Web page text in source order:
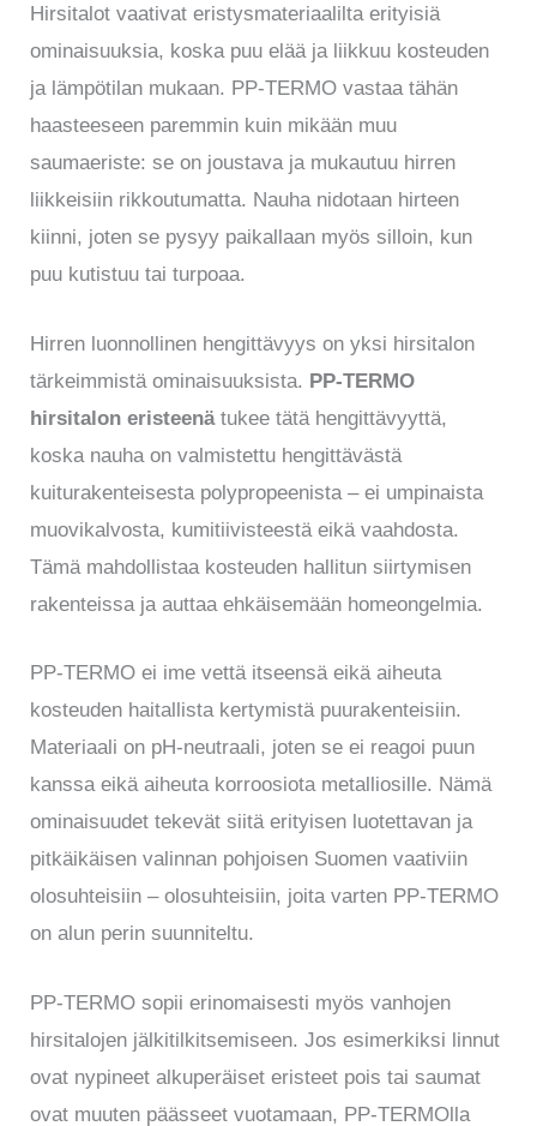
Hirsitalot vaativat eristysmateriaalilta erityisiä
ominaisuuksia, koska puu elää ja liikkuu kosteuden
ja lämpötilan mukaan. PP-TERMO vastaa tähän
haasteeseen paremmin kuin mikään muu
saumaeriste: se on joustava ja mukautuu hirren
liikkeisiin rikkoutumatta. Nauha nidotaan hirteen
kiinni, joten se pysyy paikallaan myös silloin, kun
puu kutistuu tai turpoaa.
Hirren luonnollinen hengittävyys on yksi hirsitalon
tärkeimmistä ominaisuuksista. PP-TERMO
hirsitalon eristeenätukee tätä hengittävyyttä,
koska nauha on valmistettu hengittävästä
kuiturakenteisesta polypropeenista – ei umpinaista
muovikalvosta, kumitiivisteestä eikä vaahdosta.
Tämä mahdollistaa kosteuden hallitun siirtymisen
rakenteissa ja auttaa ehkäisemään homeongelmia.
PP-TERMO ei ime vettä itseensä eikä aiheuta
kosteuden haitallista kertymistä puurakenteisiin.
Materiaali on pH-neutraali, joten se ei reagoi puun
kanssa eikä aiheuta korroosiota metalliosille. Nämä
ominaisuudet tekevät siitä erityisen luotettavan ja
pitkäikäisen valinnan pohjoisen Suomen vaativiin
olosuhteisiin – olosuhteisiin, joita varten PP-TERMO
on alun perin suunniteltu.
PP-TERMO sopii erinomaisesti myös vanhojen
hirsitalojen jälkitilkitsemiseen. Jos esimerkiksi linnut
ovat nypineet alkuperäiset eristeet pois tai saumat
ovat muuten päässeet vuotamaan, PP-TERMOlla